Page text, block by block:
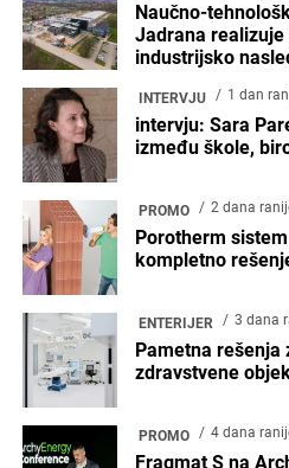
Naučno-
Jadrana
industrijsko
INTERVJU 1 dan
intervju: Sara
između škole,
PROMO 2 dana
Porotherm
kompletno
ENTERIJER 3 dana
Pametna
zdravstvene
PROMO 4 dana
Fragmat S na